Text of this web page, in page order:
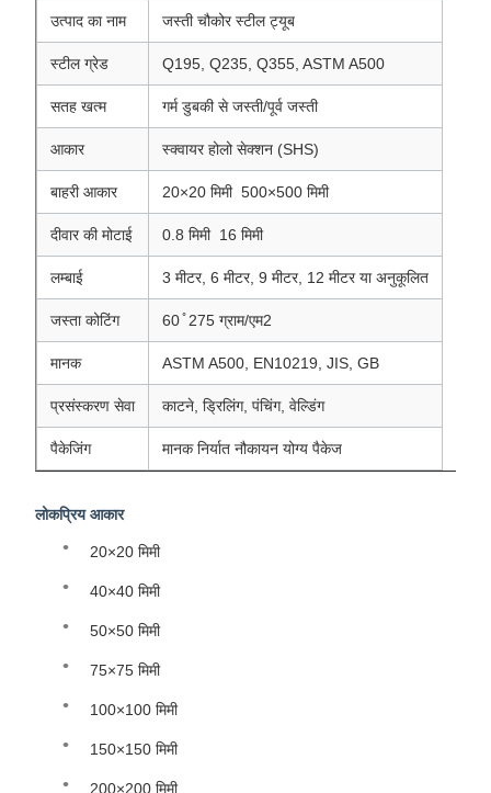
उत्पाद का नाम जस्ती चौकोर स्टील ट्यूब
स्टील ग्रेड Q195, Q235, Q355, ASTM A500
सतह खत्म गर्म डुबकी से जस्ती/पूर्व जस्ती
आकार स्क्वायर होलो सेक्शन (SHS)
बाहरी आकार 20×20 मिमी ️ 500×500 मिमी
दीवार की मोटाई 0.8 मिमी ️ 16 मिमी
लम्बाई 3 मीटर, 6 मीटर, 9 मीटर, 12 मीटर या अनुकूलित
जस्ता कोटिंग 60 ̊ 275 ग्राम/एम2
मानक ASTM A500, EN10219, JIS, GB
प्रसंस्करण सेवा काटने, ड्रिलिंग, पंचिंग, वेल्डिंग
पैकेजिंग मानक निर्यात नौकायन योग्य पैकेज
लोकप्रिय आकार
20×20 मिमी
40×40 मिमी
50×50 मिमी
75×75 मिमी
100×100 मिमी
150×150 मिमी
200×200 मिमी